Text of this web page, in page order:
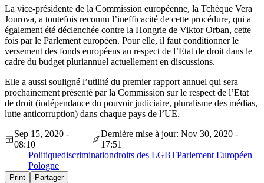
La vice-présidente de la Commission européenne, la Tchèque Vera
Jourova, a toutefois reconnu l’inefficacité de cette procédure, qui a
également été déclenchée contre la Hongrie de Viktor Orban, cette
fois par le Parlement européen. Pour elle, il faut conditionner le
versement des fonds européens au respect de l’Etat de droit dans le
cadre du budget pluriannuel actuellement en discussions.
Elle a aussi souligné l’utilité du premier rapport annuel qui sera
prochainement présenté par la Commission sur le respect de l’Etat
de droit (indépendance du pouvoir judiciaire, pluralisme des médias,
lutte anticorruption) dans chaque pays de l’UE.
Sep 15, 2020 -
08:10
Dernière mise à jour: Nov 30, 2020 -
17:51
Politiquediscriminationdroits des LGBTParlement Européen
Pologne
Print Partager